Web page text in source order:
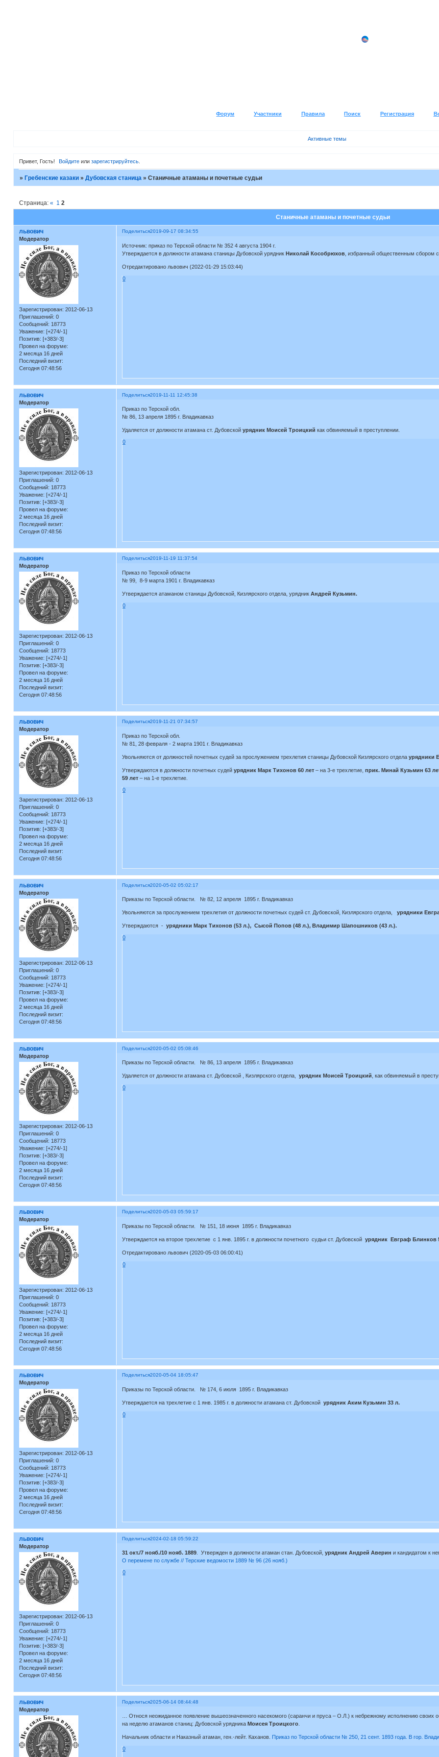
Форум Участники Правила Поиск Регистрация
Активные темы
Привет, Гость! Войдите илизарегистрируйтесь
» Гребенские казаки » Дубовская станица » Станичные атаманы и почетные судьи
Станичные атаманы и почетные судьи
Страница: « 1 2
Поделиться2019-09-17 08:34:55
львович
Модератор
Зарегистрирован: 2012-06-13
Приглашений: 0
Сообщений: 18773
Уважение: [+274/-1]
Позитив: [+383/-3]
Провел на форуме:
2 месяца 16 дней
Последний визит:
Сегодня 07:48:56
Источник: приказ по Терской области № 352 4 августа 1904 г.
Утверждается в должности атамана станицы Дубовской урядник Николай Кособрюхов, избранный общественным сбором
Отредактировано львович (2022-01-29 15:03:44)
0
Поделиться2019-11-11 12:45:38
львович
Модератор
Зарегистрирован: 2012-06-13
Приглашений: 0
Сообщений: 18773
Уважение: [+274/-1]
Позитив: [+383/-3]
Провел на форуме:
2 месяца 16 дней
Последний визит:
Сегодня 07:48:56
Приказ по Терской обл.
№ 86, 13 апреля 1895 г. Владикавказ
Удаляется от должности атамана ст. Дубовской урядник Моисей Троицкий как обвиняемый в преступлении.
0
Поделиться2019-11-19 11:37:54
львович
Модератор
Зарегистрирован: 2012-06-13
Приглашений: 0
Сообщений: 18773
Уважение: [+274/-1]
Позитив: [+383/-3]
Провел на форуме:
2 месяца 16 дней
Последний визит:
Сегодня 07:48:56
Приказ по Терской области
№ 99, 8-9 марта 1901 г. Владикавказ
Утверждается атаманом станицы Дубовской, Кизлярского отдела, урядник Андрей Кузьмин.
0
Поделиться2019-11-21 07:34:57
львович
Модератор
Зарегистрирован: 2012-06-13
Приглашений: 0
Сообщений: 18773
Уважение: [+274/-1]
Позитив: [+383/-3]
Провел на форуме:
2 месяца 16 дней
Последний визит:
Сегодня 07:48:56
Приказ по Терской обл.
№ 81, 28 февраля - 2 марта 1901 г. Владикавказ
Увольняются от должностей почетных судей за прослужением трехлетия станицы Дубовской Кизлярского отдела урядники
Утверждаются в должности почетных судей урядник Марк Тихонов 60 лет – на 3-е трехлетие, прик. Минай Кузьмин 63
59 лет– на 1-е трехлетие.
0
Поделиться2020-05-02 05:02:17
львович
Модератор
Зарегистрирован: 2012-06-13
Приглашений: 0
Сообщений: 18773
Уважение: [+274/-1]
Позитив: [+383/-3]
Провел на форуме:
2 месяца 16 дней
Последний визит:
Сегодня 07:48:56
Приказы по Терской области. № 82, 12 апреля 1895 г. Владикавказ
Увольняются за прослужением трехлетия от должности почетных судей ст. Дубовской, Кизлярского отдела, урядники
Утверждаются - урядники Марк Тихонов (53 л.), Сысой Попов (48 л.), Владимир Шапошников (43 л.).
0
Поделиться2020-05-02 05:08:46
львович
Модератор
Зарегистрирован: 2012-06-13
Приглашений: 0
Сообщений: 18773
Уважение: [+274/-1]
Позитив: [+383/-3]
Провел на форуме:
2 месяца 16 дней
Последний визит:
Сегодня 07:48:56
Приказы по Терской области. № 86, 13 апреля 1895 г. Владикавказ
Удаляется от должности атамана ст. Дубовской , Кизлярского отдела, урядник Моисей Троицкий , как обвиняемый в
0
Поделиться2020-05-03 05:59:17
львович
Модератор
Зарегистрирован: 2012-06-13
Приглашений: 0
Сообщений: 18773
Уважение: [+274/-1]
Позитив: [+383/-3]
Провел на форуме:
2 месяца 16 дней
Последний визит:
Сегодня 07:48:56
Приказы по Терской области. № 151, 18 июня 1895 г. Владикавказ
Утверждается на второе трехлетие с 1 янв. 1895 г. в должности почетного судьи ст. Дубовской урядник Евграф Блинков
Отредактировано львович (2020-05-03 06:00:41)
0
Поделиться2020-05-04 18:05:47
львович
Модератор
Зарегистрирован: 2012-06-13
Приглашений: 0
Сообщений: 18773
Уважение: [+274/-1]
Позитив: [+383/-3]
Провел на форуме:
2 месяца 16 дней
Последний визит:
Сегодня 07:48:56
Приказы по Терской области. № 174, 6 июля 1895 г. Владикавказ
Утверждается на трехлетие с 1 янв. 1985 г. в должности атамана ст. Дубовской урядник Аким Кузьмин 33 л.
0
Поделиться2024-02-18 05:59:22
львович
Модератор
Зарегистрирован: 2012-06-13
Приглашений: 0
Сообщений: 18773
Уважение: [+274/-1]
Позитив: [+383/-3]
Провел на форуме:
2 месяца 16 дней
Последний визит:
Сегодня 07:48:56
31 окт./7 нояб./10 нояб. 1889. Утвержден в должности атаман стан. Дубовской, урядник Андрей Аверин и кандидатом к
О перемене по службе // Терские ведомости 1889 № 96 (26 нояб.)
0
Поделиться2025-06-14 08:44:48
львович
Модератор
… Относя неожиданное появление вышеозначенного насекомого (саранчи и пруса – О.Л.) к небрежному исполнению
на неделю атаманов станиц: Дубовской урядника Моисея Троицкого.
Начальник области и Наказный атаман, ген.-лейт. Каханов. Приказ по Терской области № 250, 21 сент. 1893 года. В гор.
0